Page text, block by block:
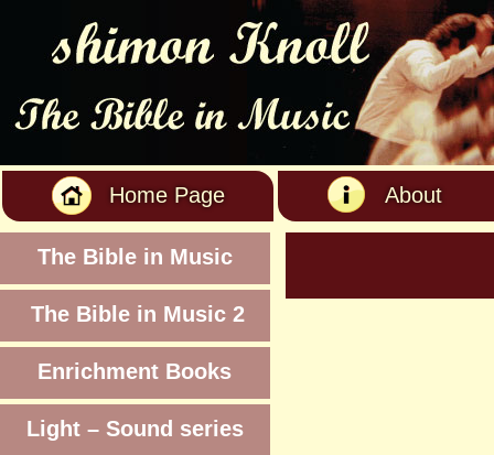
Home Page About
The Bible in Music
The Bible in Music 2
Enrichment Books
Light – Sound series